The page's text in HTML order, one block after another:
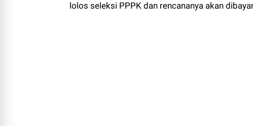
lolos seleksi PPPK dan rencananya akan